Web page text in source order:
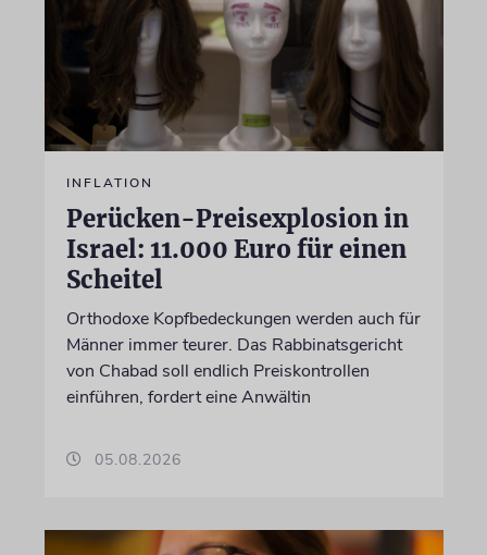
INFLATION
Perücken-Preisexplosion in
Israel: 11.000 Euro für einen
Scheitel
Orthodoxe Kopfbedeckungen werden auch für
Männer immer teurer. Das Rabbinatsgericht
von Chabad soll endlich Preiskontrollen
einführen, fordert eine Anwältin
05.08.2026